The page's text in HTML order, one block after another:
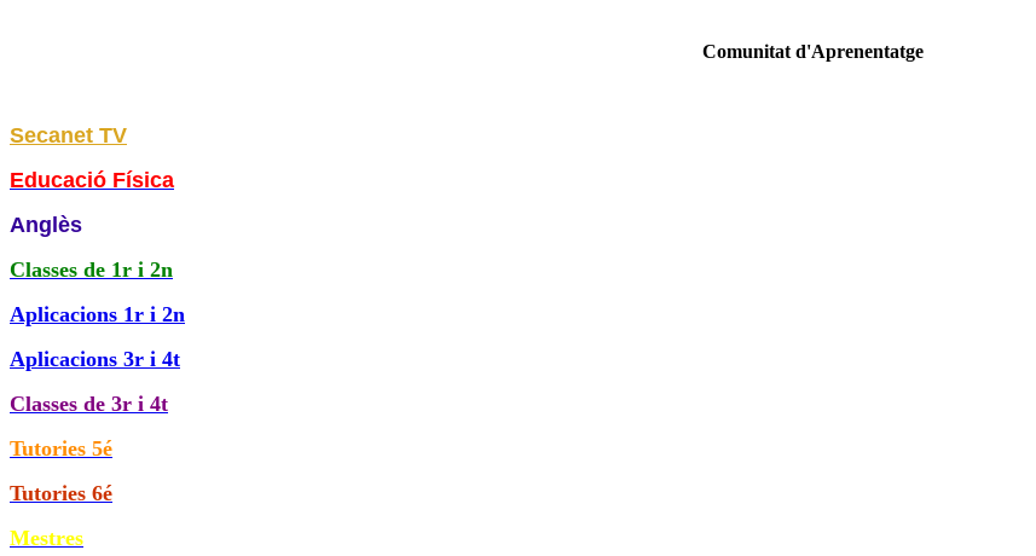
Comunitat d'Aprenentatge
Secanet TV
Educació Física
Anglès
Classes de 1r i 2n
Aplicacions 1r i 2n
Aplicacions 3r i 4t
Classes de 3r i 4t
Tutories 5é
Tutories 6é
Mestres